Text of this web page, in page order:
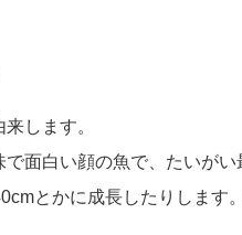
します。
面白い顔の魚で、たいがい
とかに成長したりします